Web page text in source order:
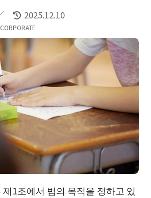
2025.12.10
1조에서 법의 목적을 정하고 있